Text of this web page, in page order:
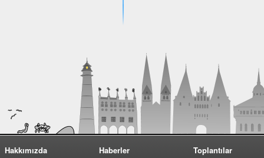
Hakkımızda
Haberler
Toplantılar